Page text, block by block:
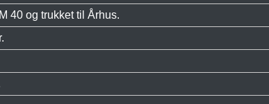
40 og trukket til Århus.